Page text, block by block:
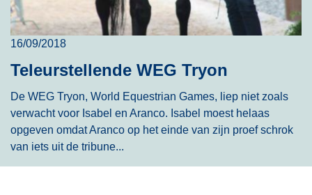
16/09/2018
Teleurstellende WEG Tryon
De WEG Tryon, World Equestrian Games, liep niet zoals
verwacht voor Isabel en Aranco. Isabel moest helaas
opgeven omdat Aranco op het einde van zijn proef schrok
van iets uit de tribune...